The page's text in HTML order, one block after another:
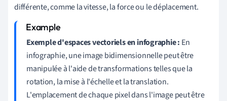
différente, comme la vitesse, la force ou le déplacement.
Exemple d'espaces vectoriels en infographie : En
infographie, une image bidimensionnelle peut être
manipulée à l'aide de transformations telles que la
rotation, la mise à l'échelle et la translation.
L'emplacement de chaque pixel dans l'image peut être